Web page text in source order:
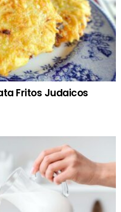
Fritos Judaicos